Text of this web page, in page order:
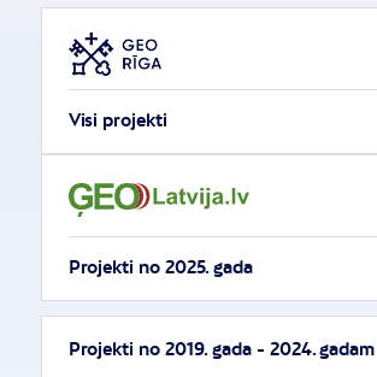
Visi projekti
Projekti no 2025. gada
Projekti no 2019. gada - 2024. gadam